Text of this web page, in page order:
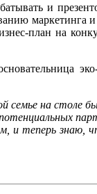
и
маркетинга
план на
семье на столе
и теперь знаю,